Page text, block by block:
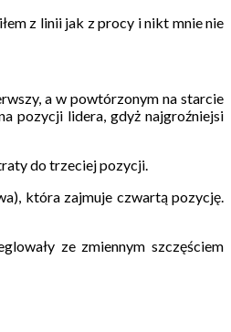
z linii jak z procy i nikt mnie nie
a w powtórzonym na starcie
pozycji lidera, gdyż najgroźniejsi
do trzeciej pozycji.
która zajmuje czwartą pozycję.
ze zmiennym szczęściem